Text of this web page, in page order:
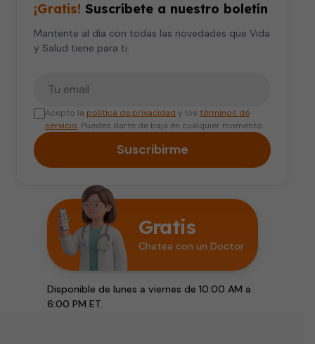
¡Gratis! Suscríbete a nuestro boletín
Mantente al día con todas las novedades que Vida
y Salud tiene para ti.
Acepto la política de privacidad y los términos de
servicio. Puedes darte de baja en cualquier momento.
Suscribirme
Gratis
Chatea con un Doctor
Disponible de lunes a viernes de 10:00 AM a
6:00 PM ET.